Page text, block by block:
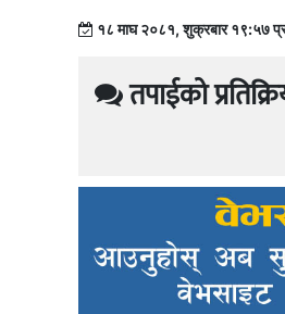
१८ माघ २०८१, शुक्रबार १९:५७
तपाईको